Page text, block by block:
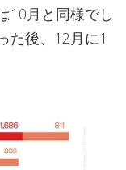
10月と同様でし
た後、12月に1